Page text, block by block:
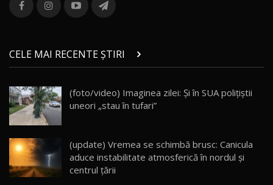
36:08
chinez care face lumea să se întoarcă după el
/ AutoBlog.MD
17:27
15 14:37
16
AutoBlogMD
13:10
CELE MAI RECENTE ȘTIRI
(foto/video) Imaginea zilei: Și în SUA polițiștii
uneori „stau în tufari”
(update) Vremea se schimbă brusc: Canicula
aduce instabilitate atmosferică în nordul și
centrul țării